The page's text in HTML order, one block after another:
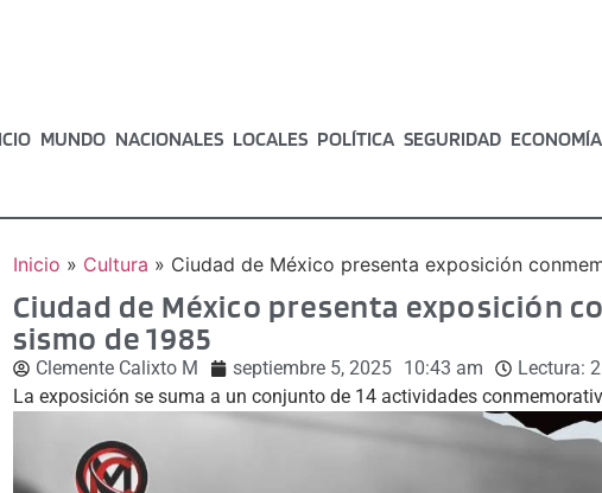
MUNDO NACIONALES LOCALES POLÍTICA SEGURIDAD ECONOMÍA
Inicio » Cultura » Ciudad de México presenta exposición
Ciudad de México presenta exposición
sismo de 1985
Clemente Calixto M septiembre 5, 2025 10:43 am Lectura: 2
La exposición se suma a un conjunto de 14 actividades